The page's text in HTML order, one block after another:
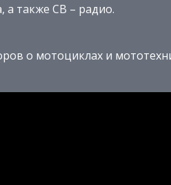
а также CВ – радио.
о мотоциклах и